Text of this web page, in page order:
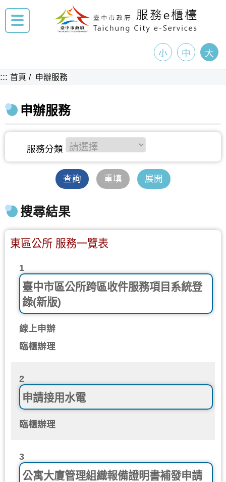
小 中 大
::: 首頁 申辦服務
申辦服務
查詢 重填 展開
搜尋結果
東區公所 服務一覽表
1
臺中市區公所跨區收件服務項目系統登
錄(新版)
線上申辦
臨櫃辦理
2
申請接用水電
臨櫃辦理
3
公寓大廈管理組織報備證明書補發申請